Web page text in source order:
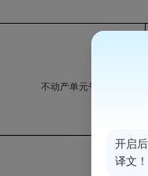
不动产单元号
开启
译文！